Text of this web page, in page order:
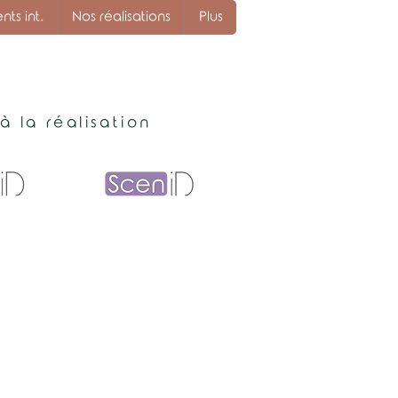
int. Nos réalisations Plus
la réalisation